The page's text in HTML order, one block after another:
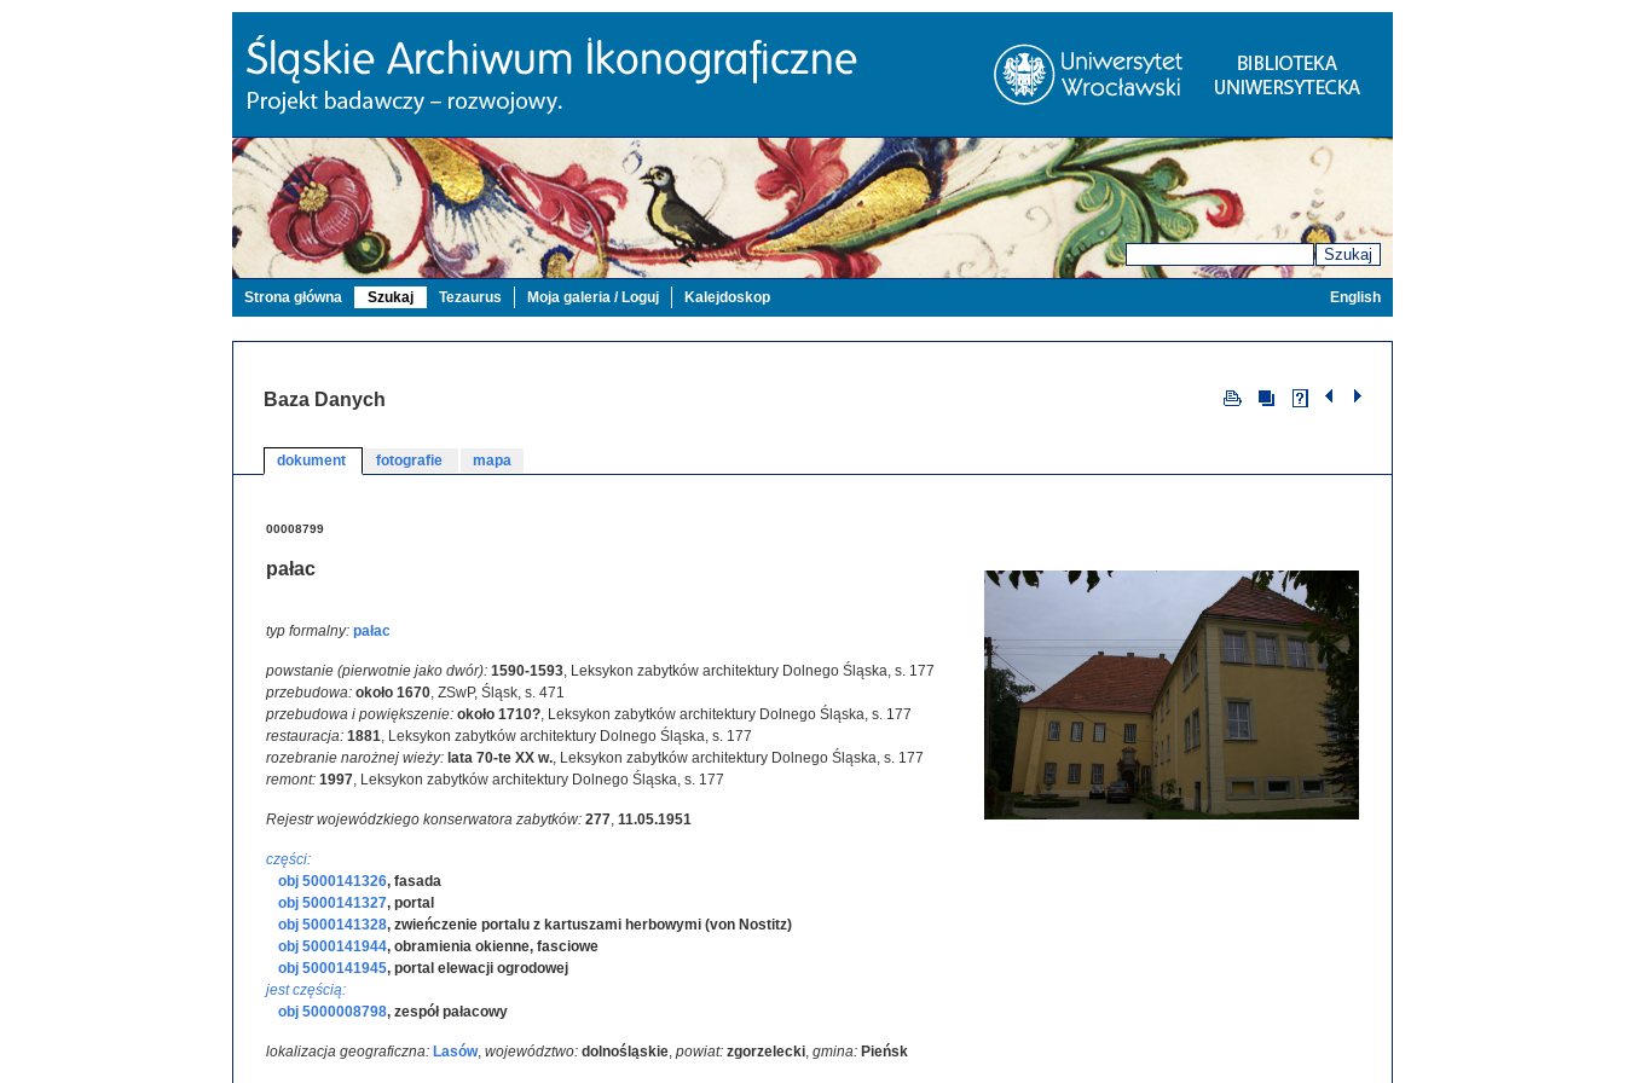
Szukaj
Strona główna Szukaj Tezaurus Moja galeria / Loguj Kalejdoskop English
Baza Danych
dokument fotografie mapa
00008799
pałac
typ formalny: pałac
powstanie (pierwotnie jako dwór): 1590-1593, Leksykon zabytków architektury Dolnego Śląska, s. 177
przebudowa: około 1670, ZSwP, Śląsk, s. 471
przebudowa i powiększenie: około 1710?, Leksykon zabytków architektury Dolnego Śląska, s. 177
restauracja: 1881, Leksykon zabytków architektury Dolnego Śląska, s. 177
rozebranie narożnej wieży: lata 70-te XX w., Leksykon zabytków architektury Dolnego Śląska, s. 177
remont: 1997, Leksykon zabytków architektury Dolnego Śląska, s. 177
Rejestr wojewódzkiego konserwatora zabytków: 277, 11.05.1951
części:
obj 5000141326, fasada
obj 5000141327, portal
obj 5000141328, zwieńczenie portalu z kartuszami herbowymi (von Nostitz)
obj 5000141944, obramienia okienne, fasciowe
obj 5000141945, portal elewacji ogrodowej
jest częścią:
obj 5000008798, zespół pałacowy
lokalizacja geograficzna: Lasów, województwo: dolnośląskie, powiat: zgorzelecki, gmina: Pieńsk